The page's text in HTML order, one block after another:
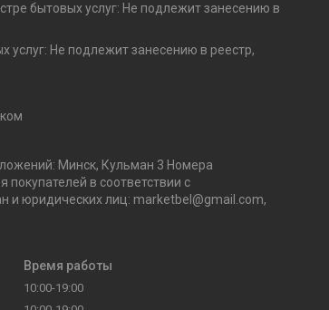
бытовых услуг: Не подлежит занесению в
услуг: Не подлежит занесению в реестр,
Минск, Кульман 3 Номера
в соответствии с
и юридических лиц: marketbel@gmail.com,
Время работы
10:00-19:00